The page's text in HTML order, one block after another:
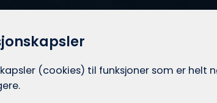
(cookies) til funksjoner som er helt